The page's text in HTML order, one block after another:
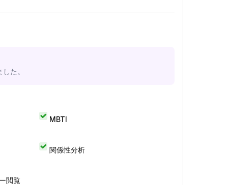
た。
MBTI
関係性分析
閲覧